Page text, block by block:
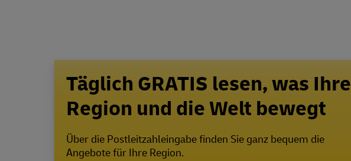
Täglich GRATIS lesen, was Ihre
Region und die Welt bewegt
Über die Postleitzahleingabe finden Sie ganz bequem die
Angebote für Ihre Region.